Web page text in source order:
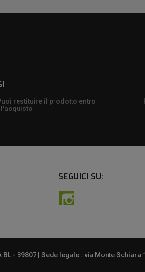
restituire il prodotto entro
SEGUICI SU:
Instagram
- 89807 | Sede legale : via Monte Schiara